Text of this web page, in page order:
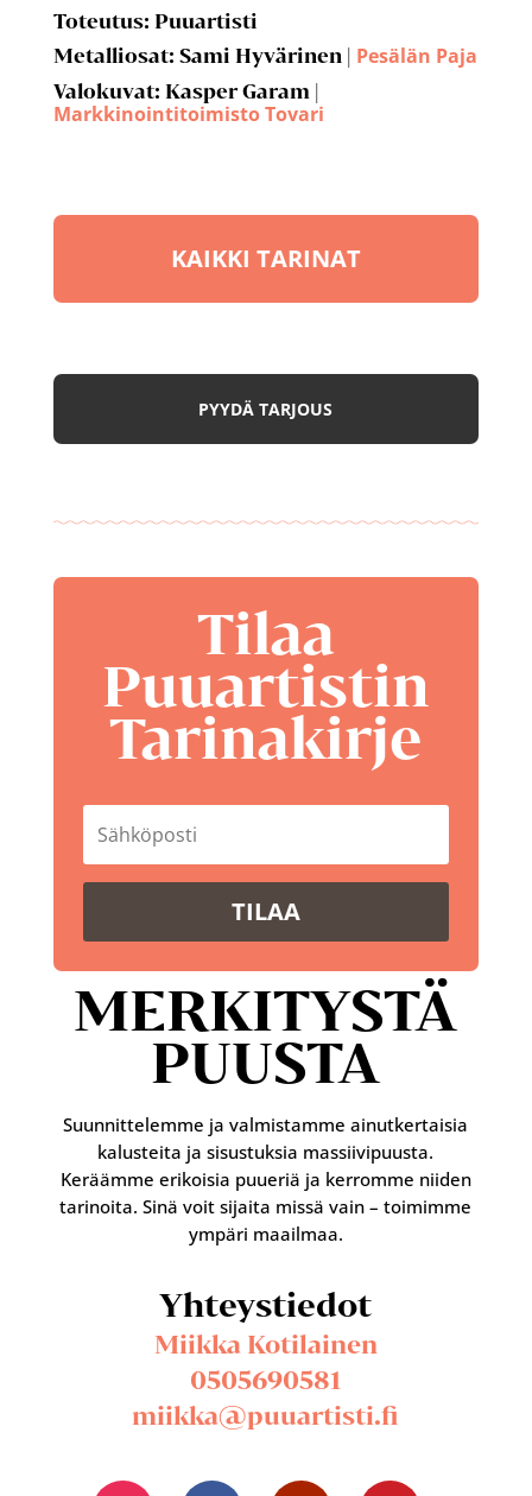
Toteutus: Puuartisti
Metalliosat: Sami Hyvärinen | Pesälän Paja
Valokuvat: Kasper Garam |
Markkinointitoimisto Tovari
KAIKKI TARINAT
PYYDÄ TARJOUS
Tilaa
Puuartistin
Tarinakirje
TILAA
MERKITYSTÄ
PUUSTA
Suunnittelemme ja valmistamme ainutkertaisia
kalusteita ja sisustuksia massiivipuusta.
Keräämme erikoisia puueriä ja kerromme niiden
tarinoita. Sinä voit sijaita missä vain – toimimme
ympäri maailmaa.
Yhteystiedot
Miikka Kotilainen
0505690581
miikka@puuartisti.fi